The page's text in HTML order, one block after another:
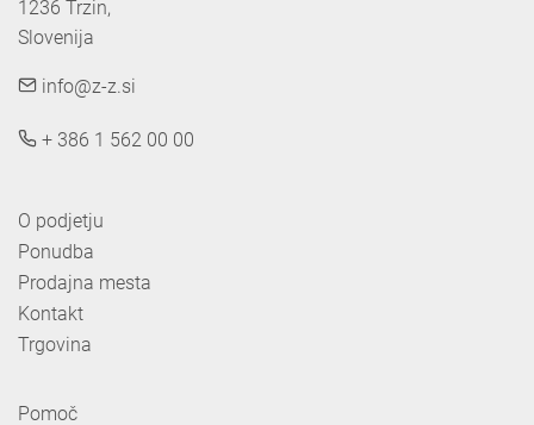
1236 Trzin,
Slovenija
info@z-z.si
+ 386 1 562 00 00
O podjetju
Ponudba
Prodajna mesta
Kontakt
Trgovina
Pomoč